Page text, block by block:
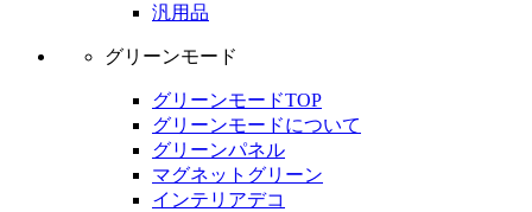
汎用品
グリーンモード
グリーンモードTOP
グリーンモードについて
グリーンパネル
マグネットグリーン
インテリアデコ